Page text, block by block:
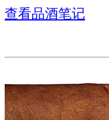
查看品酒笔记